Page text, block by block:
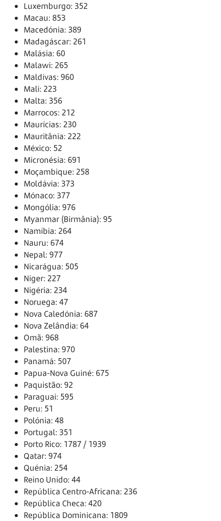
Luxemburgo: 352
Macau: 853
Macedónia: 389
Madagáscar: 261
Malásia: 60
Malawi: 265
Maldivas: 960
Mali: 223
Malta: 356
Marrocos: 212
Maurícias: 230
Mauritânia: 222
México: 52
Micronésia: 691
Moçambique: 258
Moldávia: 373
Mónaco: 377
Mongólia: 976
Myanmar (Birmânia): 95
Namíbia: 264
Nauru: 674
Nepal: 977
Nicarágua: 505
Níger: 227
Nigéria: 234
Noruega: 47
Nova Caledónia: 687
Nova Zelândia: 64
Omã: 968
Palestina: 970
Panamá: 507
Papua-Nova Guiné: 675
Paquistão: 92
Paraguai: 595
Peru: 51
Polónia: 48
Portugal: 351
Porto Rico: 1787 / 1939
Qatar: 974
Quénia: 254
Reino Unido: 44
República Centro-Africana: 236
República Checa: 420
República Dominicana: 1809